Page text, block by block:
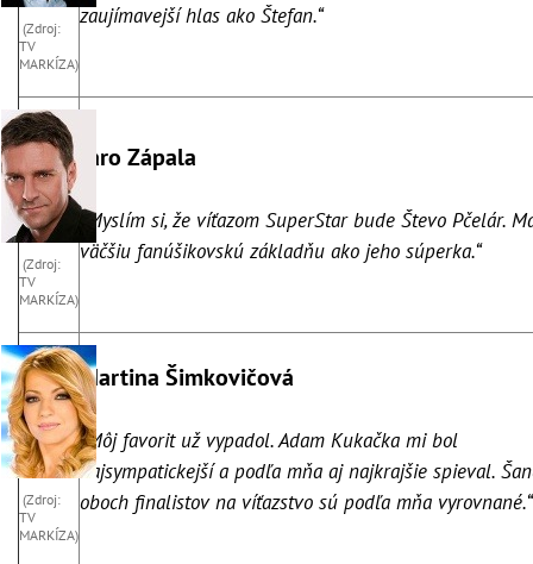
(Zdroj:
TV
MARKÍZA)
zaujímavejší hlas ako Štefan.“
(Zdroj:
TV
MARKÍZA)
Jaro Zápala
„Myslím si, že víťazom SuperStar bude Števo Pčelár.
väčšiu fanúšikovskú základňu ako jeho súperka.“
(Zdroj:
TV
MARKÍZA)
Martina Šimkovičová
„Môj favorit už vypadol. Adam Kukačka mi bol
najsympatickejší a podľa mňa aj najkrajšie spieval.
oboch finalistov na víťazstvo sú podľa mňa vyrovnané.“